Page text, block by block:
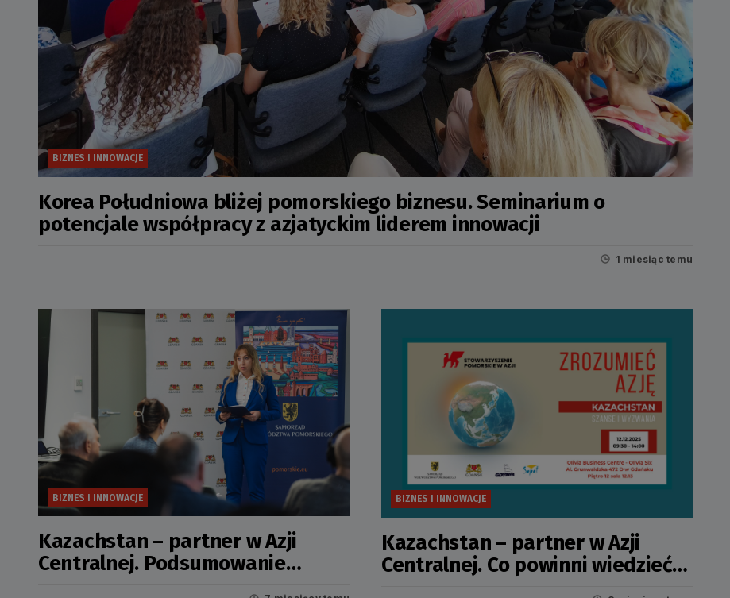
BIZNES I INNOWACJE
Korea Południowa bliżej pomorskiego biznesu. Seminarium o
potencjale współpracy z azjatyckim liderem innowacji
1 miesiąc temu
BIZNES I INNOWACJE
Kazachstan – partner w Azji
Centralnej. Podsumowanie
BIZNES I INNOWACJE
Kazachstan – partner w Azji
Centralnej. Co powinni wiedzieć